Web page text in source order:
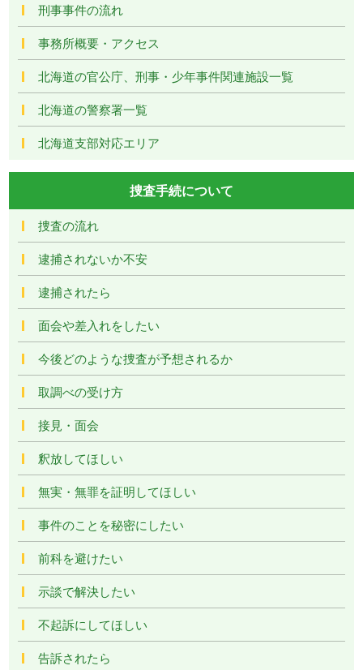
刑事事件の流れ
事務所概要・アクセス
北海道の官公庁、刑事・少年事件関連施設一覧
北海道の警察署一覧
北海道支部対応エリア
捜査手続について
捜査の流れ
逮捕されないか不安
逮捕されたら
面会や差入れをしたい
今後どのような捜査が予想されるか
取調べの受け方
接見・面会
釈放してほしい
無実・無罪を証明してほしい
事件のことを秘密にしたい
前科を避けたい
示談で解決したい
不起訴にしてほしい
告訴されたら